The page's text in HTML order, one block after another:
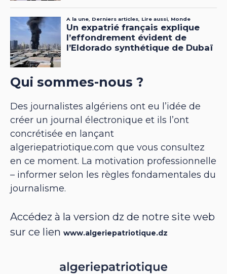
Qui sommes-nous ?
Des journalistes algériens ont eu l’idée de
créer un journal électronique et ils l’ont
concrétisée en lançant
algeriepatriotique.com que vous consultez
en ce moment. La motivation professionnelle
– informer selon les règles fondamentales du
journalisme.
Accédez à la version dz de notre site web
sur ce lien www.algeriepatriotique.dz